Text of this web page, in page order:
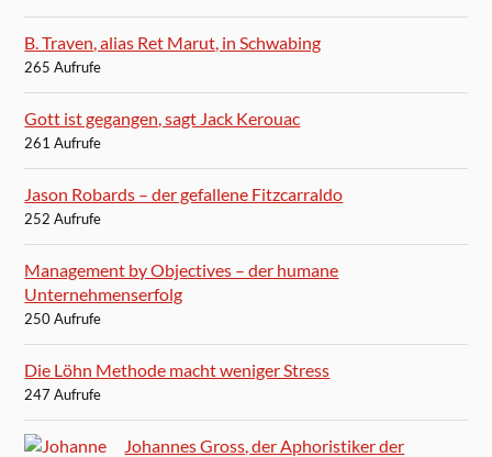
B. Traven, alias Ret Marut, in Schwabing
265 Aufrufe
Gott ist gegangen, sagt Jack Kerouac
261 Aufrufe
Jason Robards – der gefallene Fitzcarraldo
252 Aufrufe
Management by Objectives – der humane
Unternehmenserfolg
250 Aufrufe
Die Löhn Methode macht weniger Stress
247 Aufrufe
Johannes Gross, der Aphoristiker der